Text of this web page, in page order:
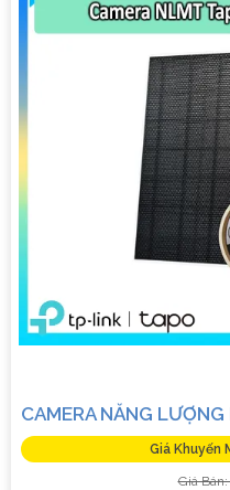
CAMERA NĂNG
Giá Khuyến
Giá